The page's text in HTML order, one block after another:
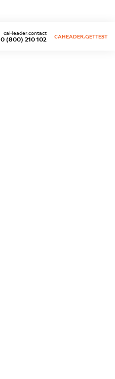
0 (800) 210 102
caHeader.contact
CAHEADER.GETTEST